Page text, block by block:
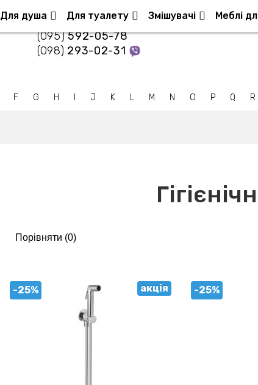
(095)592-05-78
(098) 293-02-31
Для душа Для туалету Змішувачі Меблі
F G H J K L M N O P Q R
Порівняти (0)
-25% акція -25%